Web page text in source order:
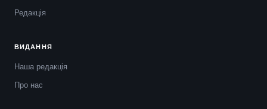
Редакція
ВИДАННЯ
Наша редакція
Про нас